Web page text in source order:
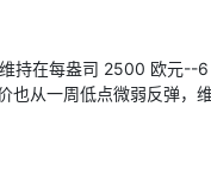
持在每盎司 2500 欧元--
也从一周低点微弱反弹，